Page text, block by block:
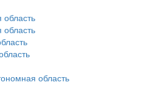
область
область